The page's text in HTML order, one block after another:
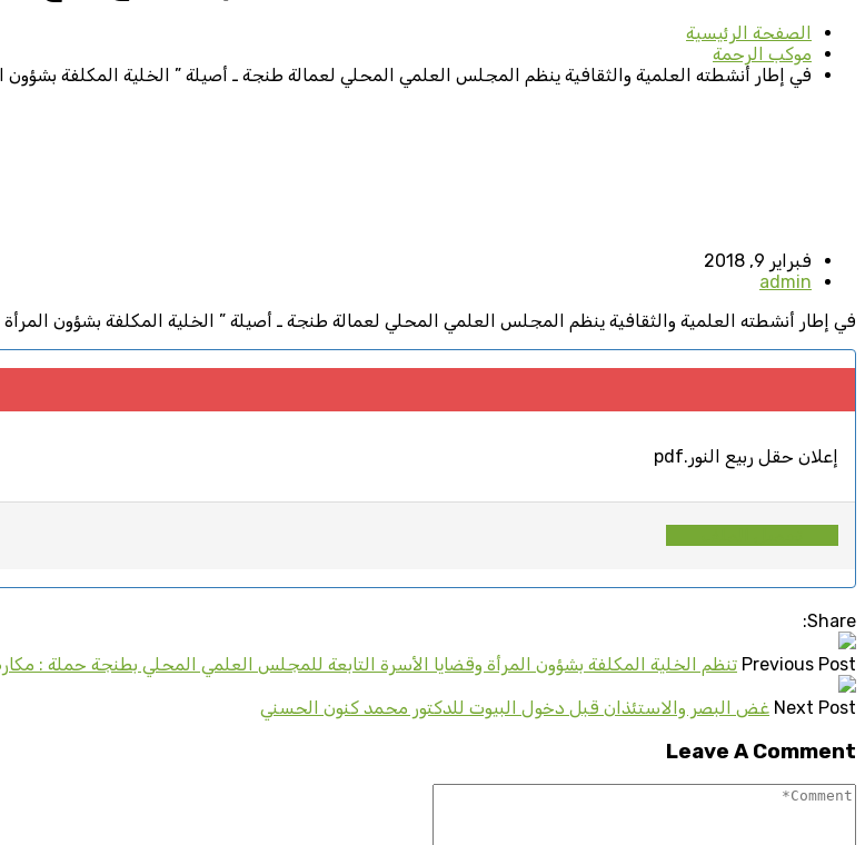
الصفحة الرئيسية
موكب الرحمة
في إطار أنشطته العلمية والثقافية ينظم المجلس العلمي المحلي لعمالة طنجة ـ أصيلة ” الخلية المكلفة بشؤون
فبراير 9, 2018
admin
في إطار أنشطته العلمية والثقافية ينظم المجلس العلمي المحلي لعمالة طنجة ـ أصيلة ” الخلية المكلفة بشؤون المرأة
إعلان حقل ربيع النور.pdf
Share:
Previous Post تنظم الخلية المكلفة بشؤون المرأة وقضايا الأسرة التابعة للمجلس العلمي المحلي بطنجة حملة :
Next Post غض البصر والاستئذان قبل دخول البيوت للدكتور محمد كنون الحسني
Leave A Comment